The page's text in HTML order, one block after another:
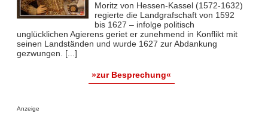
Moritz von Hessen-Kassel (1572-1632)
regierte die Landgrafschaft von 1592
bis 1627 – infolge politisch
unglücklichen Agierens geriet er zunehmend in Konflikt mit
seinen Landständen und wurde 1627 zur Abdankung
gezwungen. [...]
»zur Besprechung«
Anzeige